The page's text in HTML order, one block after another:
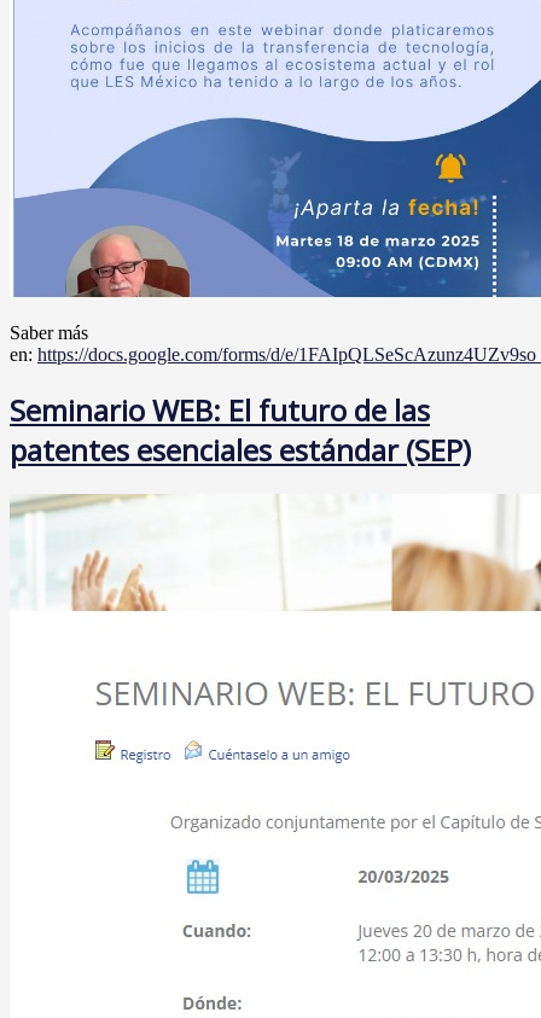
Saber más
en: https://docs.google.com/forms/d/e/
Seminario WEB: El futuro de las
patentes esenciales estándar (SEP)